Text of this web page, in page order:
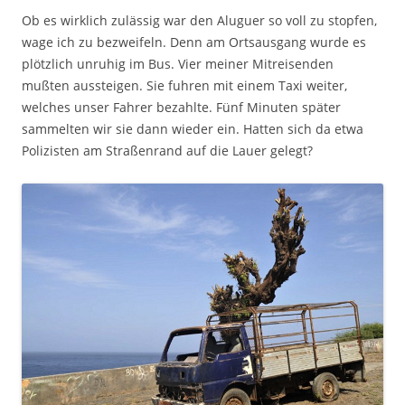
Ob es wirklich zulässig war den Aluguer so voll zu stopfen,
wage ich zu bezweifeln. Denn am Ortsausgang wurde es
plötzlich unruhig im Bus. Vier meiner Mitreisenden
mußten aussteigen. Sie fuhren mit einem Taxi weiter,
welches unser Fahrer bezahlte. Fünf Minuten später
sammelten wir sie dann wieder ein. Hatten sich da etwa
Polizisten am Straßenrand auf die Lauer gelegt?